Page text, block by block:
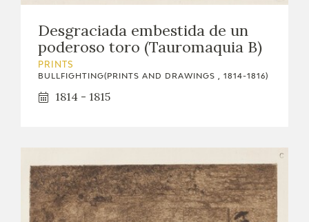
Desgraciada embestida de un
poderoso toro (Tauromaquia B)
PRINTS
BULLFIGHTING(PRINTS AND DRAWINGS , 1814-1816)
1814 - 1815